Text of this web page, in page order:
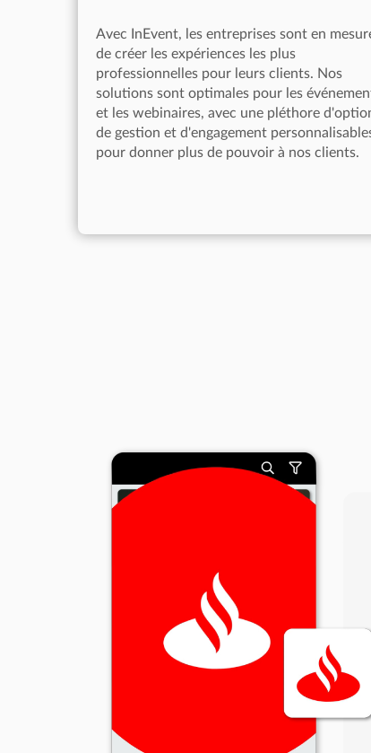
Avec InEvent, les entreprises sont en
de créer les expériences les plus
professionnelles pour leurs clients. Nos
solutions sont optimales pour les
et les webinaires, avec une pléthore
de gestion et d'engagement
pour donner plus de pouvoir à nos clients.